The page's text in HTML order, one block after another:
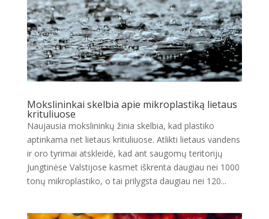
Mokslininkai skelbia apie mikroplastiką lietaus
krituliuose
Naujausia mokslininkų žinia skelbia, kad plastiko
aptinkama net lietaus krituliuose. Atlikti lietaus vandens
ir oro tyrimai atskleidė, kad ant saugomų teritorijų
Jungtinėse Valstijose kasmet iškrenta daugiau nei 1000
tonų mikroplastiko, o tai prilygsta daugiau nei 120...